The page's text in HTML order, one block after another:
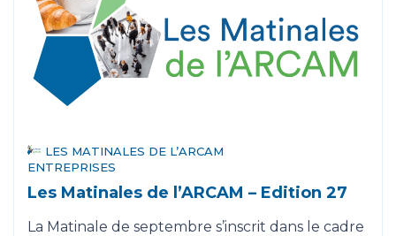
LES MATINALES DE L’ARCAM
ENTREPRISES
Les Matinales de l’ARCAM – Edition 27
La Matinale de septembre s’inscrit dans le cadre